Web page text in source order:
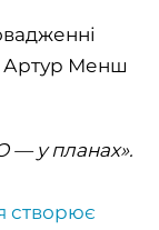
Артур Менш
— у планах».
створює